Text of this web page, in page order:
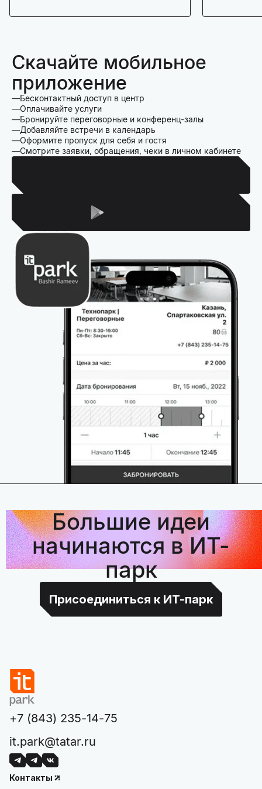
Скачайте мобильное
приложение
Бесконтактный доступ в центр
Оплачивайте услуги
Бронируйте переговорные и конференц-залы
Добавляйте встречи в календарь
Оформите пропуск для себя и гостя
Смотрите заявки, обращения, чеки в личном кабинете
Большие идеи
начинаются в ИТ-
парк
Присоединиться к ИТ-парк
+7 (843) 235-14-75
it.park@tatar.ru
Контакты